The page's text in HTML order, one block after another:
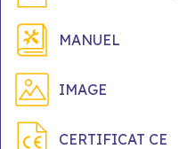
MANUEL
IMAGE
CERTIFICAT CE